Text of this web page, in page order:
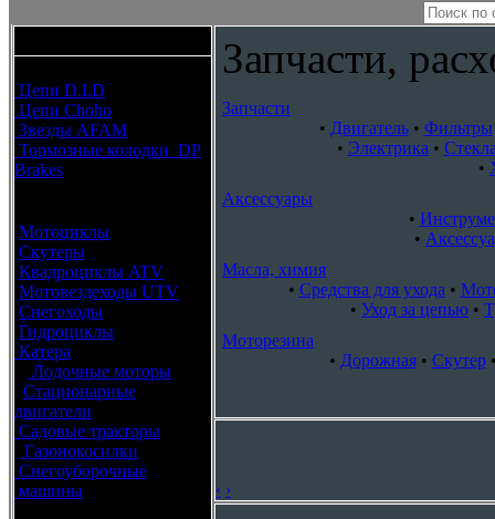
Цепи D.I.D
Цепи Choho
Звезды AFAM
Тормозные колодки DP
Brakes
Мотоциклы
Скутеры
Квадроциклы ATV
Мотовездеходы UTV
Снегоходы
Гидроциклы
Катера
Лодочные моторы
Стационарные
двигатели
Садовые тракторы
Газонокосилки
Снегоуборочные
машины
Запчасти,
Запчасти
• Двигатель• Фильтры
• Электрика •
•
Аксессуары
•
•
Масла, химия
• Средства для ухода •
• Уход за цепью •
Моторезина
• Дорожная• Скутер
‹ ›